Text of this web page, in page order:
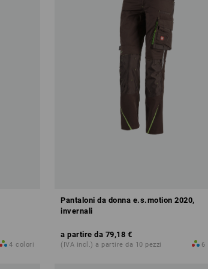
4 colori
Pantaloni da donna e.s.motion 2020,
invernali
a partire da 79,18 €
(IVA incl.) a partire da 10 pezzi 6